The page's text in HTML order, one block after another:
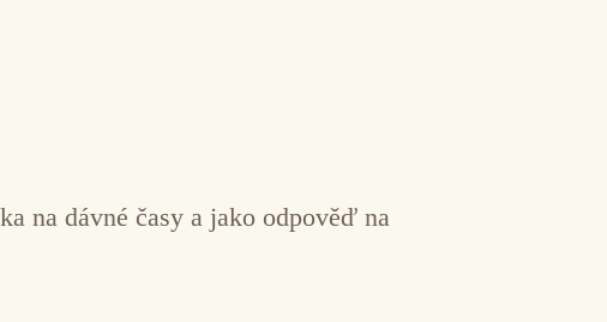
na dávné časy a jako odpověď na